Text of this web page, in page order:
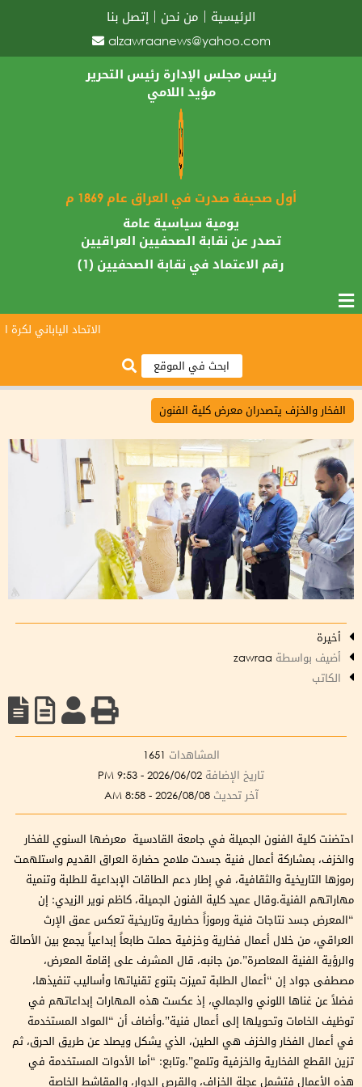
الرئيسية من نحن
إتصل بنا
alzawraanews@yahoo.com
رئيس مجلس الإدارة رئيس التحرير
مؤيد اللامي
أول صحيفة صدرت في العراق عام 1869 م
يومية سياسية عامة
تصدر عن نقابة الصحفيين العراقيين
رقم الاعتماد في نقابة الصحفيين (1)
الاتحاد الياباني لكرة
الفخار والخزف يتصدران معرض كلية الفنون
أخيرة
أضيف بواسطة
الكاتب
المشاهدات 1651
تاريخ الإضافة 2026/06/02 - 9:53 PM
آخر تحديث 2026/08/08 - 8:58 AM
احتضنت كلية الفنون الجميلة في جامعة القادسية معرضها السنوي للفخار
والخزف، بمشاركة أعمال فنية جسدت ملامح حضارة العراق القديم واستلهمت
رموزها التاريخية والثقافية، في إطار دعم الطاقات الإبداعية للطلبة وتنمية
مهاراتهم الفنية.وقال عميد كلية الفنون الجميلة، كاظم نوير الزيدي: إن
“المعرض جسد نتاجات فنية ورموزاً حضارية وتاريخية تعكس عمق الإرث
العراقي، من خلال أعمال فخارية وخزفية حملت طابعاً إبداعياً يجمع بين الأصالة
والرؤية الفنية المعاصرة”.من جانبه، قال المشرف على إقامة المعرض،
مصطفى جواد إن “أعمال الطلبة تميزت بتنوع تقنياتها وأساليب تنفيذها،
فضلاً عن غناها اللوني والجمالي، إذ عكست هذه المهارات إبداعاتهم في
توظيف الخامات وتحويلها إلى أعمال فنية”.وأضاف أن “المواد المستخدمة
في أعمال الفخار والخزف هي الطين، الذي يشكل ويصلد عن طريق الحرق، ثم
تزين القطع الفخارية والخزفية وتلمع”.وتابع: “أما الأدوات المستخدمة في
هذه الأعمال فتشمل عجلة الخزاف، والقرص الدوار، والمقاشط الخاصة